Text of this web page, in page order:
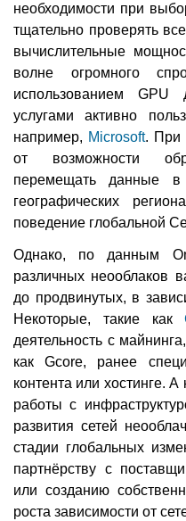
необходимости при
тщательно проверять
вычислительные
волне огромного
использованием
услугами активно
например, Microsoft. При
от возможности
перемещать данные в
географических
поведение глобальной
Однако, по данным
различных неооблаков
до продвинутых, в
Некоторые, такие как
деятельность с
как Gcore, ранее
контента или хостинге. А
работы с
развития сетей
стадии глобальных
партнёрству с
или созданию
роста зависимости от